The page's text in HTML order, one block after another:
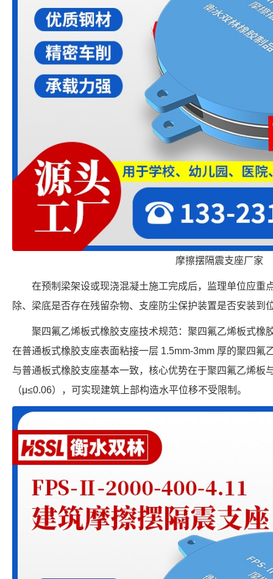
摩擦摆隔震支座厂家
在预制梁架设或现浇混凝土施工完成后，监理单位应重
除、梁底是否存在残留杂物、支座防尘保护装置是否安装到
聚四氟乙烯板式橡胶支座技术规范：聚四氟乙烯板式橡
在普通板式橡胶支座表面粘接一层 1.5mm-3mm 厚的聚四氟
与普通板式橡胶支座基本一致，核心优势在于聚四氟乙烯板
（μ≤0.06），可实现建筑上部构造水平位移不受限制。